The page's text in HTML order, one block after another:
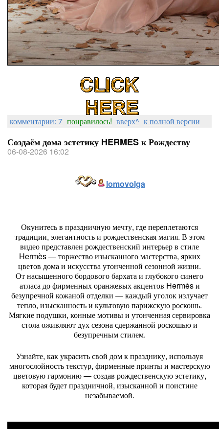
комментарии: 7 понравилось! вверх^ к полной версии
Создаём дома эстетику HERMES к Рождеству
06-08-2026 16:02
lomovolga
Окунитесь в праздничную мечту, где переплетаются
традиции, элегантность и рождественская магия. В этом
видео представлен рождественский интерьер в стиле
Hermès — торжество изысканного мастерства, ярких
цветов дома и искусства утонченной сезонной жизни.
От насыщенного бордового бархата и глубокого синего
атласа до фирменных оранжевых акцентов Hermès и
безупречной кожаной отделки — каждый уголок излучает
тепло, изысканность и культовую парижскую роскошь.
Мягкие подушки, конные мотивы и утонченная сервировка
стола оживляют дух сезона сдержанной роскошью и
безупречным стилем.
Узнайте, как украсить свой дом к празднику, используя
многослойность текстур, фирменные принты и мастерскую
цветовую гармонию — создав рождественскую эстетику,
которая будет праздничной, изысканной и поистине
незабываемой.